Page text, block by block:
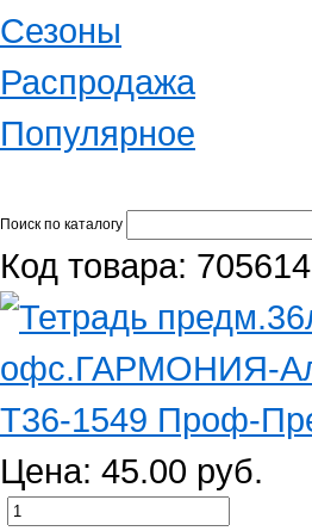
Сезоны
Распродажа
Популярное
Поиск по каталогу
Код товара: 705614
Цена: 45.00 руб.